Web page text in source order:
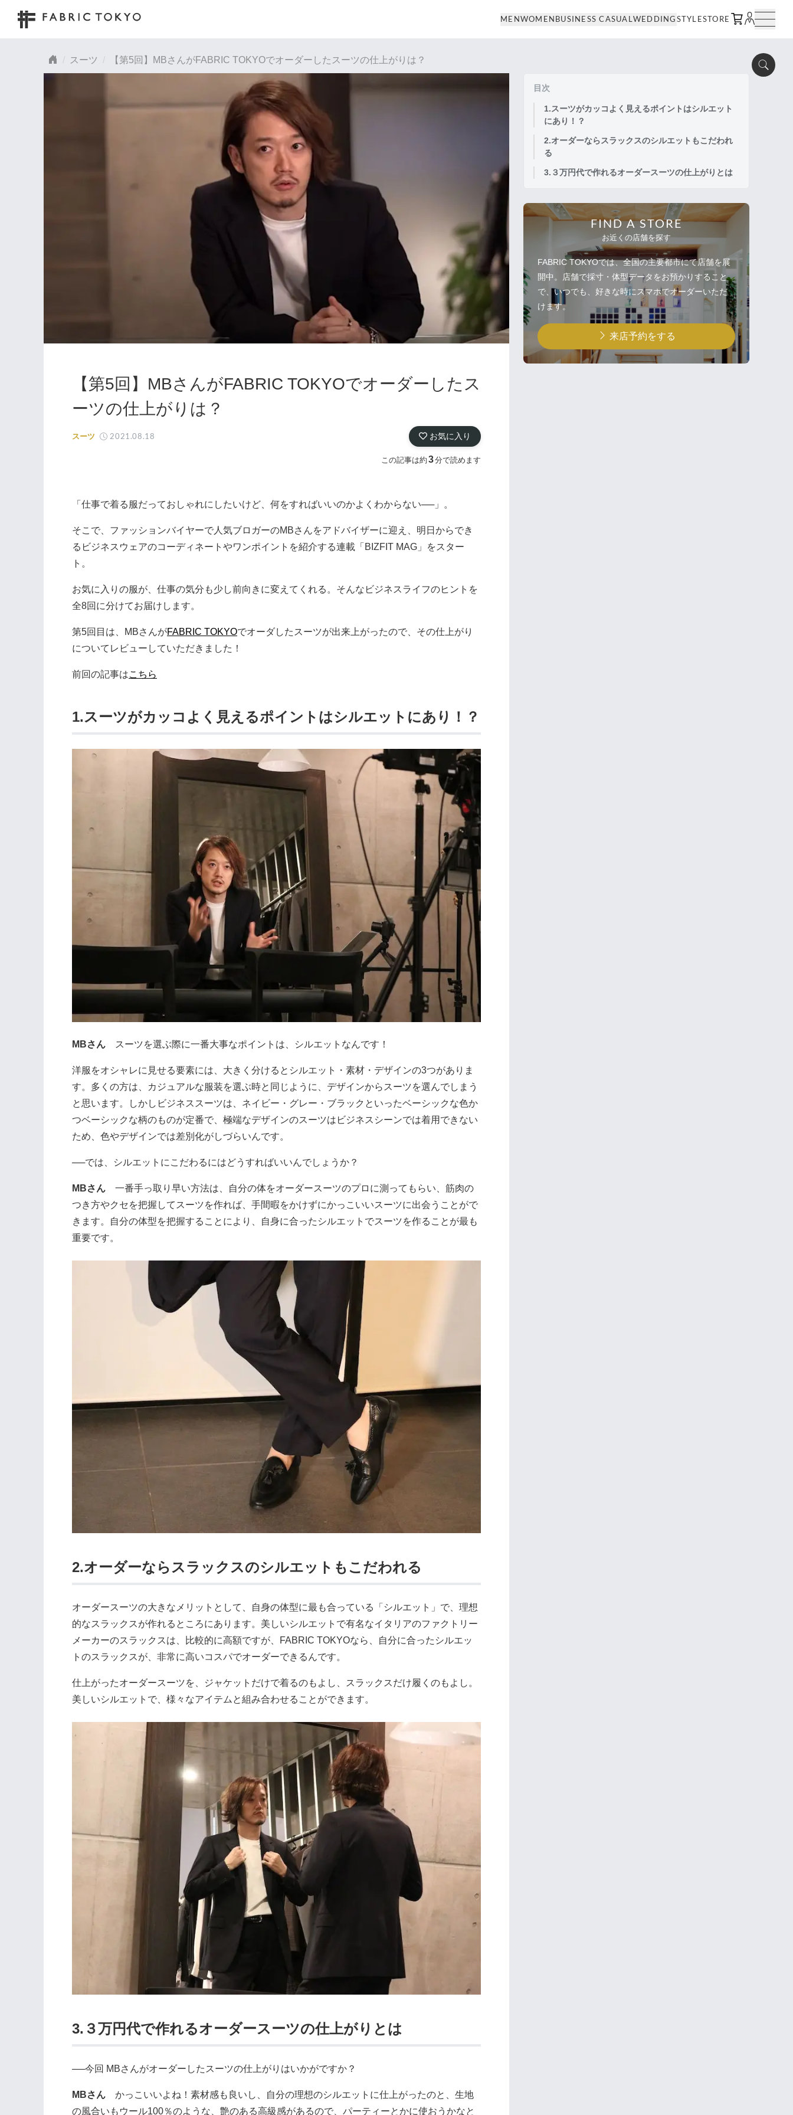
MENWOMEN BUSINESS CASUAL WEDDING STYLESTORE
スーツ 【第5回】MBさんがFABRIC TOKYOでオーダーしたスーツの仕上がりは？
【第5回】MBさんがFABRIC TOKYOでオーダーしたス
ーツの仕上がりは？
スーツ 2021.08.18 お気に入り
この記事は約 3分で読めます
「仕事で着る服だっておしゃれにしたいけど、何をすればいいのかよくわからない──」。
そこで、ファッションバイヤーで人気ブロガーのMBさんをアドバイザーに迎え、明日からでき
るビジネスウェアのコーディネートやワンポイントを紹介する連載「BIZFIT MAG」をスター
ト。
お気に入りの服が、仕事の気分も少し前向きに変えてくれる。そんなビジネスライフのヒントを
全8回に分けてお届けします。
第5回目は、MBさんがFABRIC TOKYOでオーダしたスーツが出来上がったので、その仕上がり
についてレビューしていただきました！
前回の記事はこちら
1.スーツがカッコよく見えるポイントはシルエットにあり！？
MBさん スーツを選ぶ際に一番大事なポイントは、シルエットなんです！
洋服をオシャレに見せる要素には、大きく分けるとシルエット・素材・デザインの3つがありま
す。多くの方は、カジュアルな服装を選ぶ時と同じように、デザインからスーツを選んでしまう
と思います。しかしビジネススーツは、ネイビー・グレー・ブラックといったベーシックな色か
つベーシックな柄のものが定番で、極端なデザインのスーツはビジネスシーンでは着用できない
ため、色やデザインでは差別化がしづらいんです。
──では、シルエットにこだわるにはどうすればいいんでしょうか？
MBさん 一番手っ取り早い方法は、自分の体をオーダースーツのプロに測ってもらい、筋肉の
つき方やクセを把握してスーツを作れば、手間暇をかけずにかっこいいスーツに出会うことがで
きます。自分の体型を把握することにより、自身に合ったシルエットでスーツを作ることが最も
重要です。
2.オーダーならスラックスのシルエットもこだわれる
オーダースーツの大きなメリットとして、自身の体型に最も合っている「シルエット」で、理想
的なスラックスが作れるところにあります。美しいシルエットで有名なイタリアのファクトリー
メーカーのスラックスは、比較的に高額ですが、FABRIC TOKYOなら、自分に合ったシルエッ
トのスラックスが、非常に高いコスパでオーダーできるんです。
仕上がったオーダースーツを、ジャケットだけで着るのもよし、スラックスだけ履くのもよし。
美しいシルエットで、様々なアイテムと組み合わせることができます。
3.３万円代で作れるオーダースーツの仕上がりとは
──今回 MBさんがオーダーしたスーツの仕上がりはいかがですか？
MBさん かっこいいよね！素材感も良いし、自分の理想のシルエットに仕上がったのと、生地
の風合いもウール100％のような、艶のある高級感があるので、パーティーとかに使おうかなと
目次
1.スーツがカッコよく見えるポイントはシルエット
にあり！？
2.オーダーならスラックスのシルエットもこだわれ
る
3.３万円代で作れるオーダースーツの仕上がりとは
FIND A STORE
お近くの店舗を探す
FABRIC TOKYOでは、全国の主要都市にて店舗を展
開中。店舗で採寸・体型データをお預かりすること
で、いつでも、好きな時にスマホでオーダーいただ
けます。
来店予約をする